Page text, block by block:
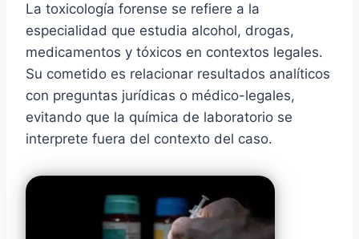
La toxicología forense se refiere a la
especialidad que estudia alcohol, drogas,
medicamentos y tóxicos en contextos legales.
Su cometido es relacionar resultados analíticos
con preguntas jurídicas o médico-legales,
evitando que la química de laboratorio se
interprete fuera del contexto del caso.